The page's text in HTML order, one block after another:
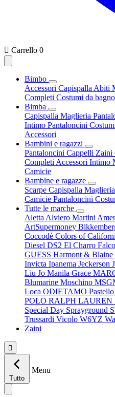
 Carrello 0
Bimbo
Accessori Capispalla Abiti
Completi Costumi da bagno
Bimba
Capispalla Maglieria
Intimo Pantaloncini
Accessori
Bambini e ragazzi
Pantaloncini Cappelli Zaini
Completi Accessori Intimo
Camicie
Bambine e ragazze
Scarpe Capispalla Maglieria
Camicie Pantaloncini
Tutte le marche
Aletta Alviero Martini
ArtSupermoney
Coccodè Colors of
Diesel DS2 El Charro
GUESS Harmont & Blaine
Invicta Ipanema Jeckerson
Liu Jo Manila Grace
Blumarine Moschino
Loca ODIETAMO Pastello
POLO RALPH LAUREN
Special Day Sprayground
Trussardi Vicolo W6YZ
Zaini

Tutto
Menu